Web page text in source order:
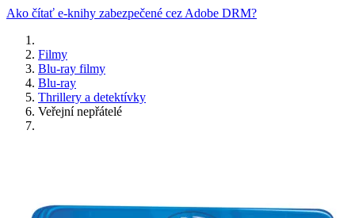
Ako čítať e-knihy zabezpečené cez Adobe DRM?
Filmy
Blu-ray filmy
Blu-ray
Thrillery a detektívky
Veřejní nepřátelé